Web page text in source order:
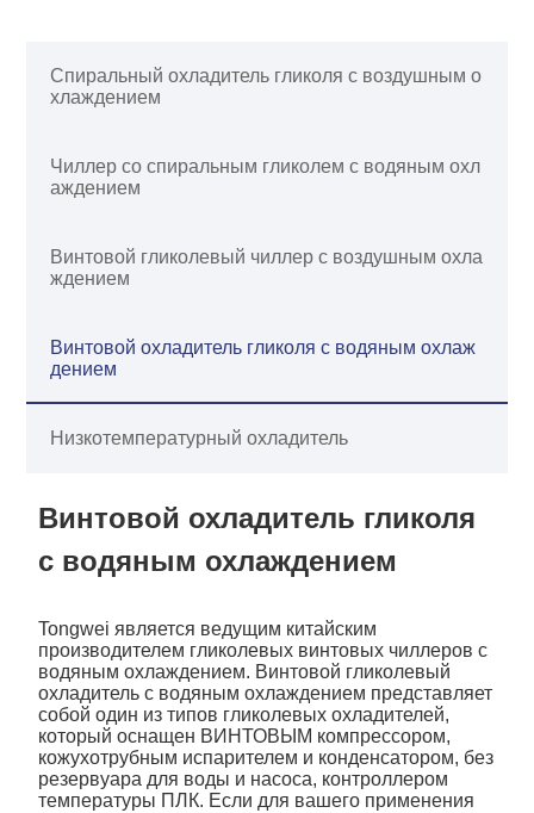
Спиральный охладитель гликоля с воздушным о
хлаждением
Чиллер со спиральным гликолем с водяным охл
аждением
Винтовой гликолевый чиллер с воздушным охла
ждением
Винтовой охладитель гликоля с водяным охлаж
дением
Низкотемпературный охладитель
Винтовой охладитель гликоля
с водяным охлаждением
Tongwei является ведущим китайским
производителем гликолевых винтовых чиллеров с
водяным охлаждением. Винтовой гликолевый
охладитель с водяным охлаждением представляет
собой один из типов гликолевых охладителей,
который оснащен ВИНТОВЫМ компрессором,
кожухотрубным испарителем и конденсатором, без
резервуара для воды и насоса, контроллером
температуры ПЛК. Если для вашего применения